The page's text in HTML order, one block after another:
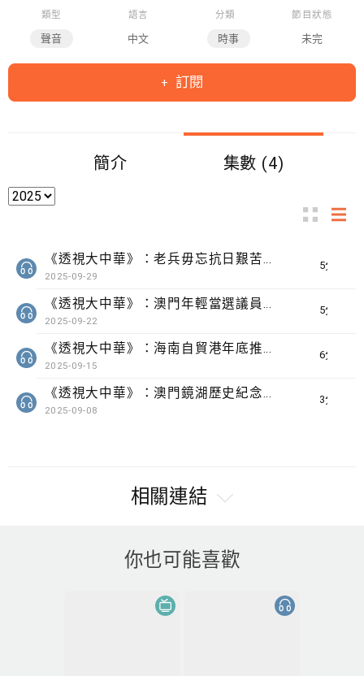
類型
聲音
語言
中文
分類
時事
節目狀態
未完
訂閱
簡介 集數 (4)
5分鐘
《透視大中華》：老兵毋忘抗日艱苦 冀青年人傳承不屈精神愛國愛港
2025-09-29
5分鐘
《透視大中華》：澳門年輕當選議員稱會謙卑向前輩學習
2025-09-22
6分鐘
《透視大中華》：海南自貿港年底推多項零關稅政策 瓊港企業互見合作商機
2025-09-15
3分鐘
《透視大中華》：澳門鏡湖歷史紀念館成國家級抗戰紀念設施 管理人指任重道遠
2025-09-08
相關連結
你也可能喜歡